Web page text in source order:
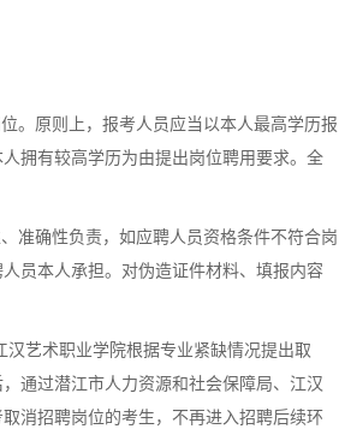
。原则上，报考人员应当以本人最高学历报
拥有较高学历为由提出岗位聘用要求。全
确性负责，如应聘人员资格条件不符合岗
员本人承担。对伪造证件材料、填报内容
艺术职业学院根据专业紧缺情况提出取
通过潜江市人力资源和社会保障局、江汉
消招聘岗位的考生，不再进入招聘后续环